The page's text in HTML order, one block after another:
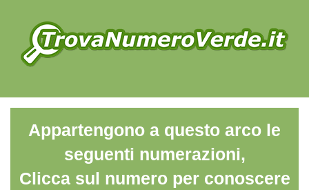
Appartengono a questo arco le
seguenti numerazioni,
Clicca sul numero per conoscere